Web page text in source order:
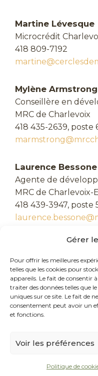
Gérer
Pour offrir les meilleures
telles que les cookies pour
appareils. Le fait de consentir
traiter des données telles que
uniques sur ce site. Le fait de
consentement peut avoir un
et fonctions.
Voir les préférences
Politique de
Martine Lévesque
Microcrédit
418 809-7192
Mylène Armstrong
Conseillère en
MRC de Charlevoix
418 435-2639, poste
Laurence Bessone
Agente de
MRC de Charlevoix-
418 439-3947, poste
© Tous droits